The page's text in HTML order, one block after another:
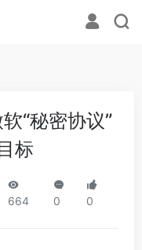
“秘密协议”
标
664 0 0